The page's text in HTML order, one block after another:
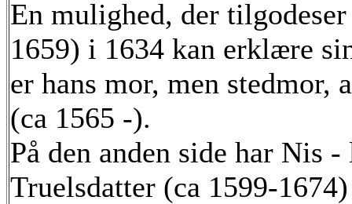
En mulighed, der
1659) i 1634 kan erklære
er hans mor, men stedmor,
(ca 1565 -).
På den anden side har Nis
Truelsdatter (ca 1599-